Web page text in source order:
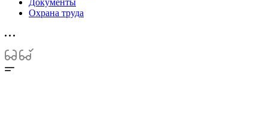
Документы
Охрана труда